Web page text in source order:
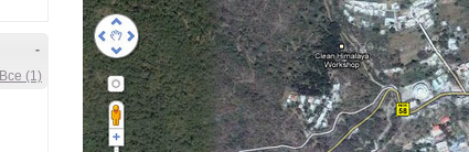
-
Все (1)